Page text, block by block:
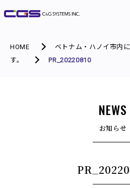
HOME
ベトナム・ハノイ市内
す。
PR_20220810
NEWS
お知らせ